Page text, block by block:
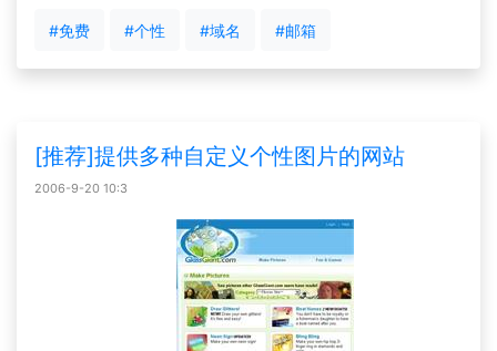
#免费 #个性 #域名 #邮箱
[推荐]提供多种自定义个性图片的网站
2006-9-20 10:3